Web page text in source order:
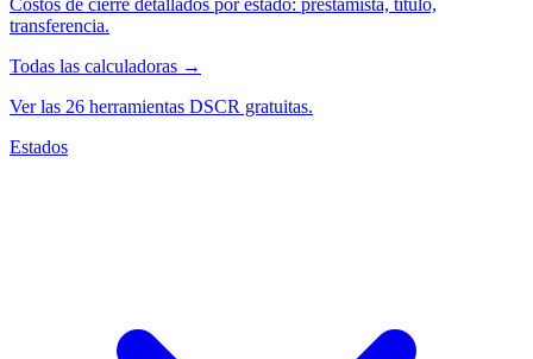
Costos de cierre detallados por estado: prestamista, título,
transferencia.
Todas las calculadoras →
Ver las 26 herramientas DSCR gratuitas.
Estados